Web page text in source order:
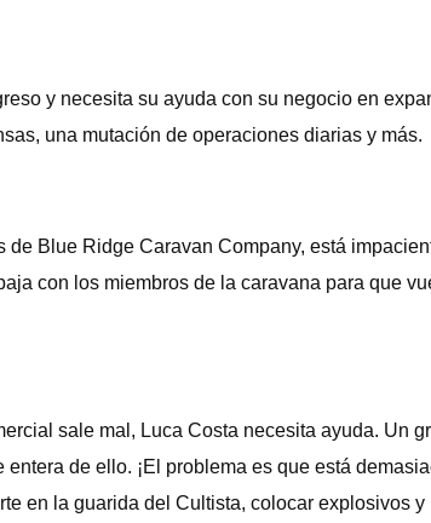
y necesita su ayuda con su negocio en
una mutación de operaciones diarias y más.
de Blue Ridge Caravan Company, está
con los miembros de la caravana para que
sale mal, Luca Costa necesita ayuda. Un
de ello. ¡El problema es que está
en la guarida del Cultista, colocar explosivos